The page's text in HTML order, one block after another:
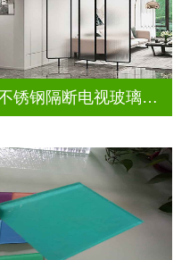
不锈钢隔断电视玻璃背景墙